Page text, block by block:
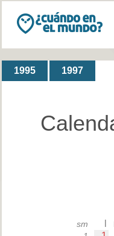
1995 1997
sm